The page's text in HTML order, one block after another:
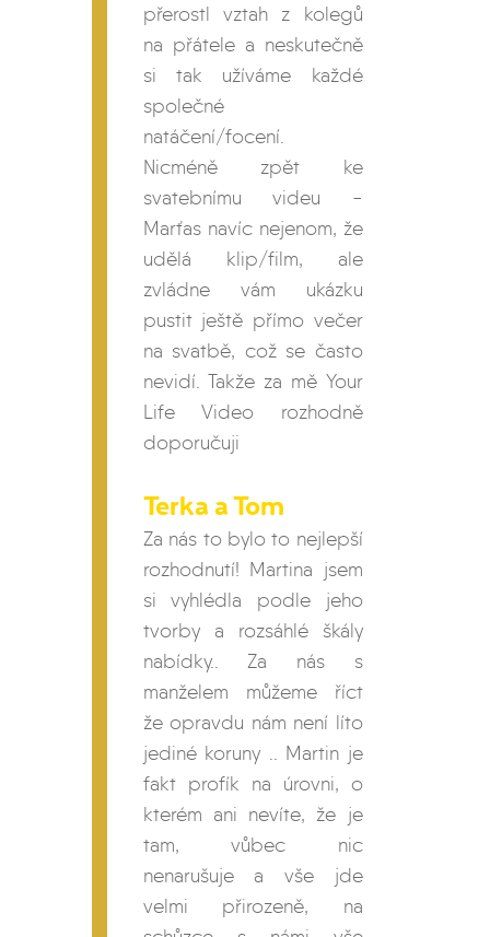
přerostl vztah z kolegů
na přátele a neskutečně
si tak užíváme každé
společné
natáčení/focení.
Nicméně zpět ke
svatebnímu videu -
Marťas navíc nejenom, že
udělá klip/film, ale
zvládne vám ukázku
pustit ještě přímo večer
na svatbě, což se často
nevidí. Takže za mě Your
Life Video rozhodně
doporučuji
Terka a Tom
Za nás to bylo to nejlepší
rozhodnutí! Martina jsem
si vyhlédla podle jeho
tvorby a rozsáhlé škály
nabídky.. Za nás s
manželem můžeme říct
že opravdu nám není líto
jediné koruny .. Martin je
fakt profík na úrovni, o
kterém ani nevíte, že je
tam, vůbec nic
nenarušuje a vše jde
velmi přirozeně, na